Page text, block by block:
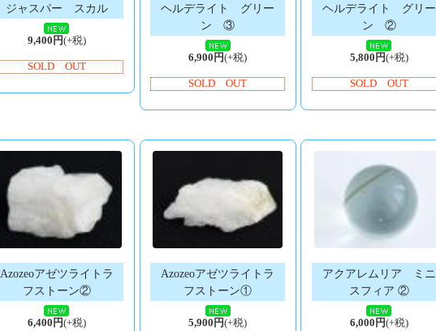
ジャスパー スカル
9,400円(+税)
SOLD OUT
ヘルデライト グリー
ン ③
6,900円(+税)
SOLD OUT
ヘルデライト グリー
ン ②
5,800円(+税)
SOLD OUT
Azozeoアゼツライトラ
フストーン②
6,400円(+税)
Azozeoアゼツライトラ
フストーン①
5,900円(+税)
アクアレムリア ミニ
スフィア ②
6,000円(+税)